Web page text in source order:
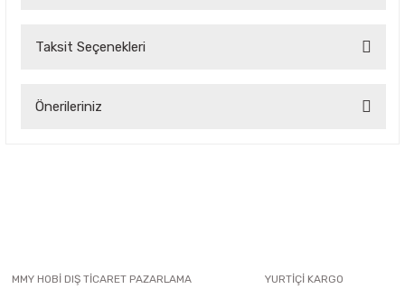
Taksit Seçenekleri
Önerileriniz
Ürün açıklamasında eksik bilgiler bulunuyor.
MMY HOBİ DIŞ TİCARET PAZARLAMA
YURTİÇİ KARGO